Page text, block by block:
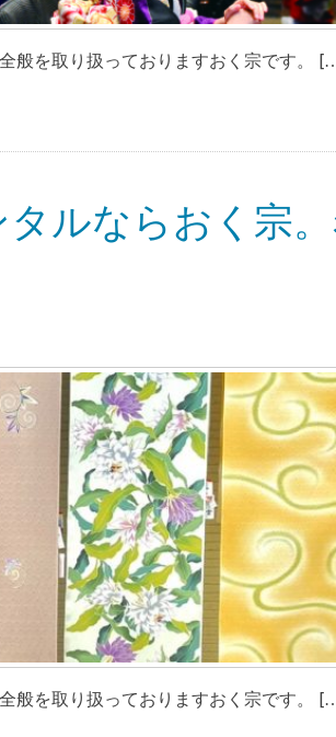
般を取り扱っておりますおく宗です。
ルならおく宗
般を取り扱っておりますおく宗です。